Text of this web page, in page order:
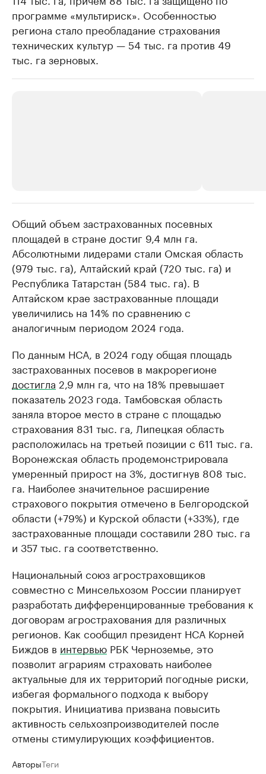
программе «мультириск». Особенностью
региона стало преобладание страхования
технических культур — 54 тыс. га против 49
тыс. га зерновых.
РБК Компании
Делитесь новостями бизнеса на РБК
Управляйте страницей компании и развивайте личные
бренды спикеров бизнеса
продавцы
Ознакомьтесь с
Общий объем застрахованных посевных
площадей в стране достиг 9,4 млн га.
Абсолютными лидерами стали Омская область
(979 тыс. га), Алтайский край (720 тыс. га) и
Республика Татарстан (584 тыс. га). В
Алтайском крае застрахованные площади
увеличились на 14% по сравнению с
аналогичным периодом 2024 года.
По данным НСА, в 2024 году общая площадь
застрахованных посевов в макрорегионе
достигла 2,9 млн га, что на 18% превышает
показатель 2023 года. Тамбовская область
заняла второе место в стране с площадью
страхования 831 тыс. га, Липецкая область
расположилась на третьей позиции с 611 тыс. га.
Воронежская область продемонстрировала
умеренный прирост на 3%, достигнув 808 тыс.
га. Наиболее значительное расширение
страхового покрытия отмечено в Белгородской
области (+79%) и Курской области (+33%), где
застрахованные площади составили 280 тыс. га
и 357 тыс. га соответственно.
Национальный союз агростраховщиков
совместно с Минсельхозом России планирует
разработать дифференцированные требования к
договорам агрострахования для различных
регионов. Как сообщил президент НСА Корней
Биждов в интервью РБК Черноземье, это
позволит аграриям страховать наиболее
актуальные для их территорий погодные риски,
избегая формального подхода к выбору
покрытия. Инициатива призвана повысить
активность сельхозпроизводителей после
отмены стимулирующих коэффициентов.
АвторыТеги